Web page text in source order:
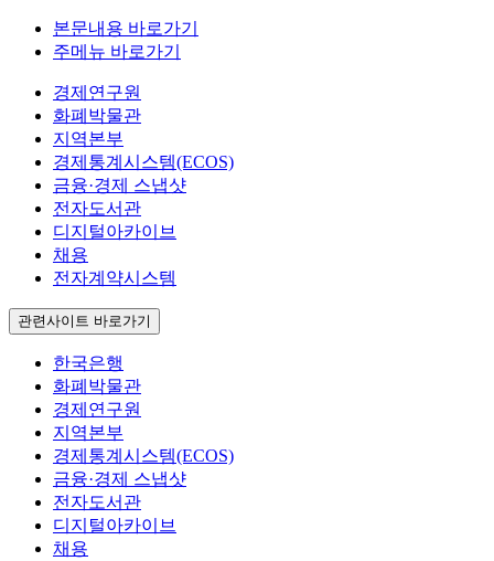
본문내용 바로가기
주메뉴 바로가기
경제연구원
화폐박물관
지역본부
경제통계시스템(ECOS)
금융·경제 스냅샷
전자도서관
디지털아카이브
채용
전자계약시스템
관련사이트 바로가기
한국은행
화폐박물관
경제연구원
지역본부
경제통계시스템(ECOS)
금융·경제 스냅샷
전자도서관
디지털아카이브
채용